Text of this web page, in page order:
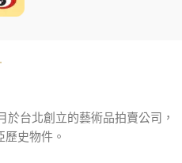
於台北創立的藝術品拍賣公司，
史物件。